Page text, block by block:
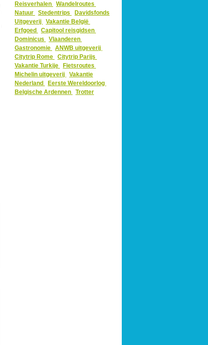
Reisverhalen
Wandelroutes
Natuur
Stedentrips
Davidsfonds
Uitgeverij
Vakantie België
Erfgoed
Capitool reisgidsen
Dominicus
Vlaanderen
Gastronomie
ANWB uitgeverij
Citytrip Rome
Citytrip Parijs
Vakantie Turkije
Fietsroutes
Michelin uitgeverij
Vakantie
Nederland
Eerste Wereldoorlog
Belgische Ardennen
Trotter